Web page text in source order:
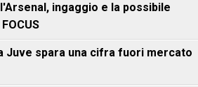
ingaggio e la possibile
Juve spara una cifra fuori mercato